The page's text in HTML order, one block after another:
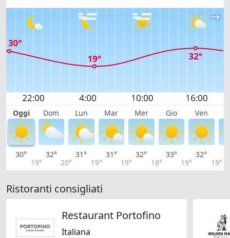
Oggi Dom Lun Mar Mer Gio Ven
30°
19°
32°
20°
31°
19°
31°
19°
32°
18°
33°
19°
32°
19°
Ristoranti consigliati
Restaurant Portofino
Italiana